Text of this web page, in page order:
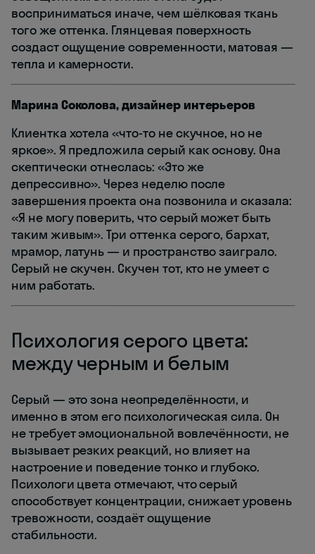
восприниматься иначе, чем шёлковая ткань
того же оттенка. Глянцевая поверхность
создаст ощущение современности, матовая —
тепла и камерности.
Марина Соколова, дизайнер интерьеров
Клиентка хотела «что-то не скучное, но не
яркое». Я предложила серый как основу. Она
скептически отнеслась: «Это же
депрессивно». Через неделю после
завершения проекта она позвонила и сказала:
«Я не могу поверить, что серый может быть
таким живым». Три оттенка серого, бархат,
мрамор, латунь — и пространство заиграло.
Серый не скучен. Скучен тот, кто не умеет с
ним работать.
Психология серого цвета:
между черным и белым
Серый — это зона неопределённости, и
именно в этом его психологическая сила. Он
не требует эмоциональной вовлечённости, не
вызывает резких реакций, но влияет на
настроение и поведение тонко и глубоко.
Психологи цвета отмечают, что серый
способствует концентрации, снижает уровень
тревожности, создаёт ощущение
стабильности.